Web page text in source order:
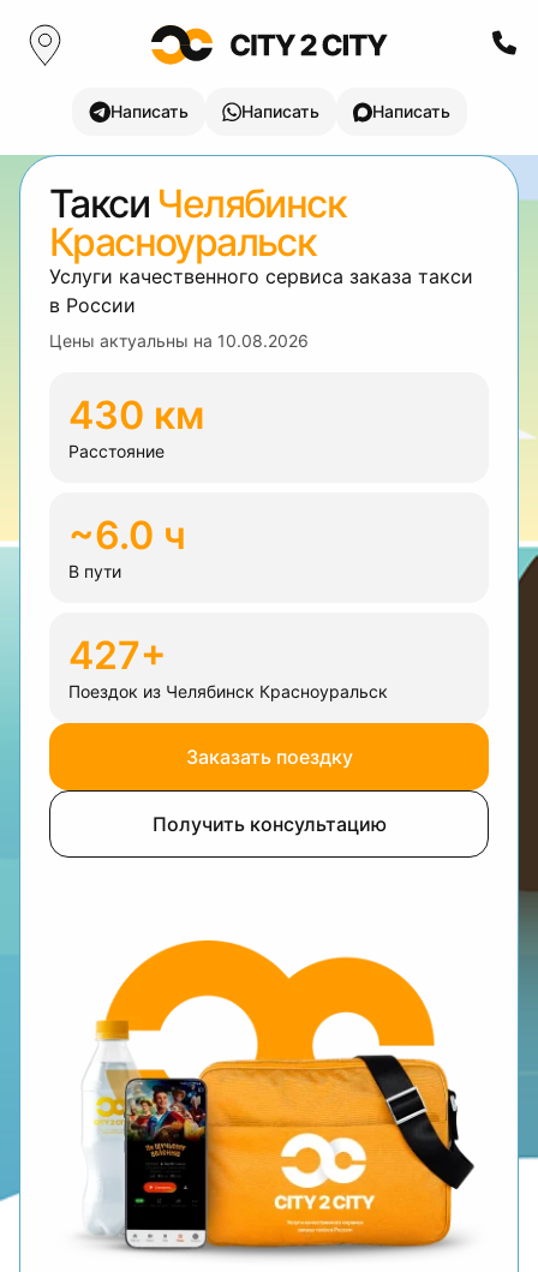
Написать Написать Написать
Такси Челябинск
Красноуральск
Услуги качественного сервиса заказа такси
в России
Цены актуальны на 10.08.2026
430 км
Расстояние
~6.0 ч
В пути
427+
Поездок из Челябинск Красноуральск
Заказать поездку
Получить консультацию